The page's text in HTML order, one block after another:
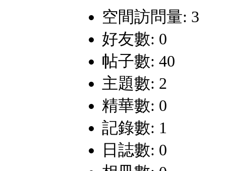
空間訪問量: 3
好友數: 0
帖子數: 40
主題數: 2
精華數: 0
記錄數: 1
日誌數: 0